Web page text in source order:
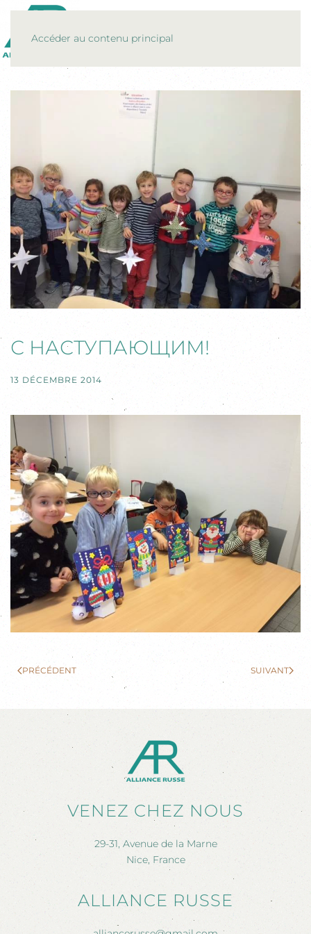
Accéder au contenu principal
С НАСТУПАЮЩИМ!
13 DÉCEMBRE 2014
PRÉCÉDENT SUIVANT
VENEZ CHEZ NOUS
29-31, Avenue de la Marne
Nice, France
ALLIANCE RUSSE